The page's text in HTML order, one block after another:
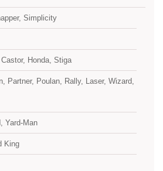
Simplicity
Honda, Stiga
Partner, Poulan, Rally, Laser, Wizard,
Yard-Man
King